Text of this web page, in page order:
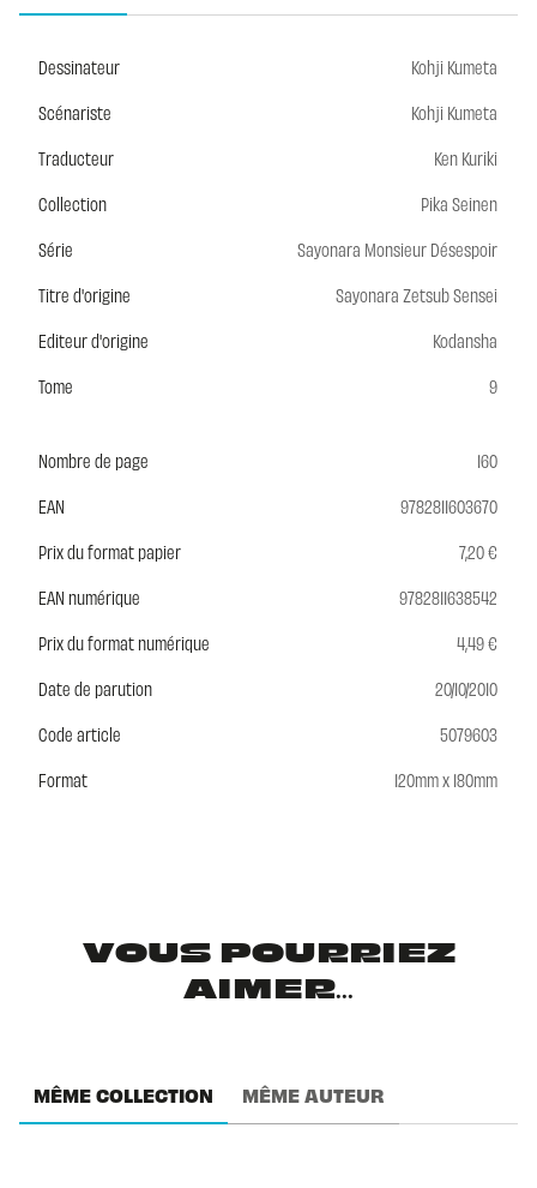
Dessinateur
Kohji Kumeta
Scénariste
Kohji Kumeta
Traducteur
Ken Kuriki
Collection
Pika Seinen
Série
Sayonara Monsieur Désespoir
Titre d'origine
Sayonara Zetsub Sensei
Editeur d'origine
Kodansha
Tome
9
Nombre de page
160
EAN
9782811603670
Prix du format papier
7,20 €
EAN numérique
9782811638542
Prix du format numérique
4,49 €
Date de parution
20/10/2010
Code article
5079603
Format
120mm x 180mm
VOUS POURRIEZ
AIMER...
MÊME COLLECTION MÊME AUTEUR